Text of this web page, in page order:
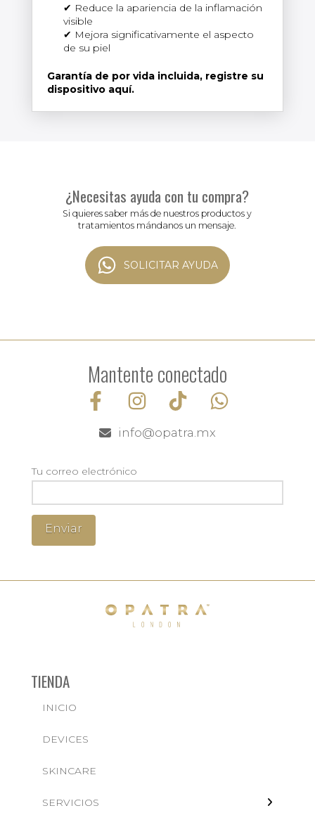
Reduce la apariencia de la inflamación
visible
Mejora significativamente el aspecto
de su piel
Garantía de por vida incluida, registre su
dispositivo aquí.
¿Necesitas ayuda con tu compra?
Si quieres saber más de nuestros productos y
tratamientos mándanos un mensaje.
SOLICITAR AYUDA
Mantente conectado
info@opatra.mx
Tu correo electrónico
TIENDA
INICIO
DEVICES
SKINCARE
SERVICIOS
← BACK
FACIALES